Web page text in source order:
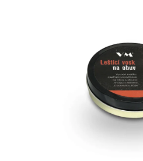
Chránená
Doprava, platba a zľavy
Formulár na výmenu tovaru
Kto